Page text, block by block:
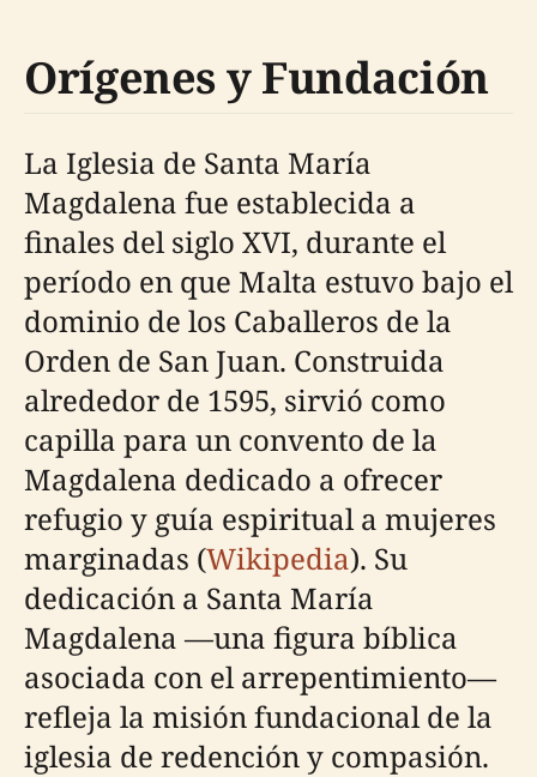
Orígenes y Fundación
La Iglesia de Santa María
Magdalena fue establecida a
finales del siglo XVI, durante el
período en que Malta estuvo bajo el
dominio de los Caballeros de la
Orden de San Juan. Construida
alrededor de 1595, sirvió como
capilla para un convento de la
Magdalena dedicado a ofrecer
refugio y guía espiritual a mujeres
marginadas (Wikipedia). Su
dedicación a Santa María
Magdalena —una figura bíblica
asociada con el arrepentimiento—
refleja la misión fundacional de la
iglesia de redención y compasión.